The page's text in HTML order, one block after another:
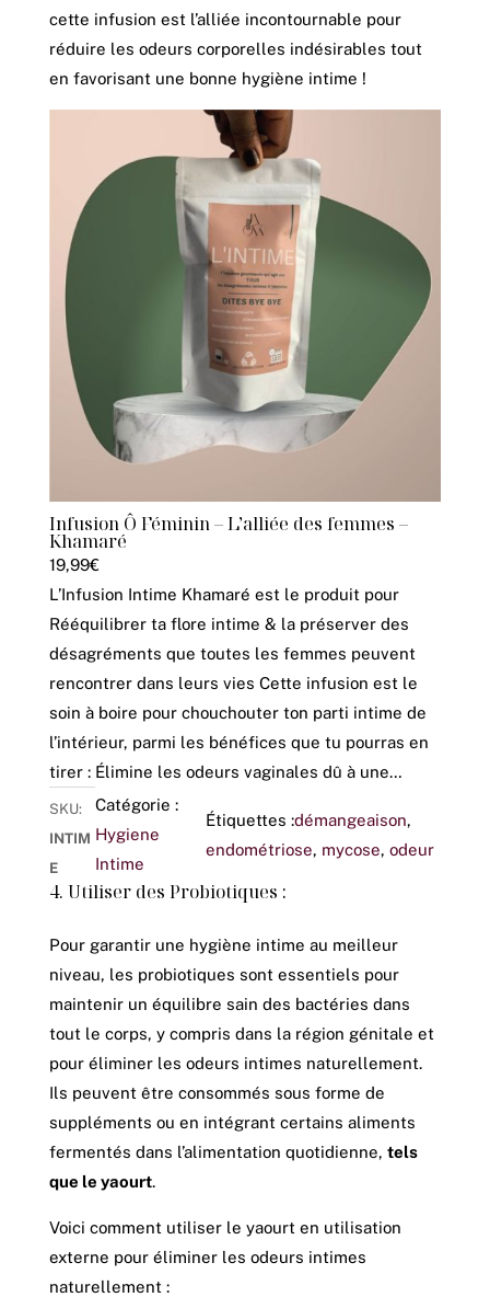
cette infusion est l’alliée incontournable pour
réduire les odeurs corporelles indésirables tout
en favorisant une bonne hygiène intime !
Infusion Ô Féminin – L’alliée des femmes –
Khamaré
19,99€
L’Infusion Intime Khamaré est le produit pour
Rééquilibrer ta flore intime & la préserver des
désagréments que toutes les femmes peuvent
rencontrer dans leurs vies Cette infusion est le
soin à boire pour chouchouter ton parti intime de
l’intérieur, parmi les bénéfices que tu pourras en
tirer : Élimine les odeurs vaginales dû à une…
SKU:
INTIM
E
Catégorie :
Hygiene
Intime
Étiquettes :démangeaison
endométriose, mycose, odeur
4. Utiliser des Probiotiques :
Pour garantir une hygiène intime au meilleur
niveau, les probiotiques sont essentiels pour
maintenir un équilibre sain des bactéries dans
tout le corps, y compris dans la région génitale et
pour éliminer les odeurs intimes naturellement.
Ils peuvent être consommés sous forme de
suppléments ou en intégrant certains aliments
fermentés dans l’alimentation quotidienne, tels
que le yaourt.
Voici comment utiliser le yaourt en utilisation
externe pour éliminer les odeurs intimes
naturellement :